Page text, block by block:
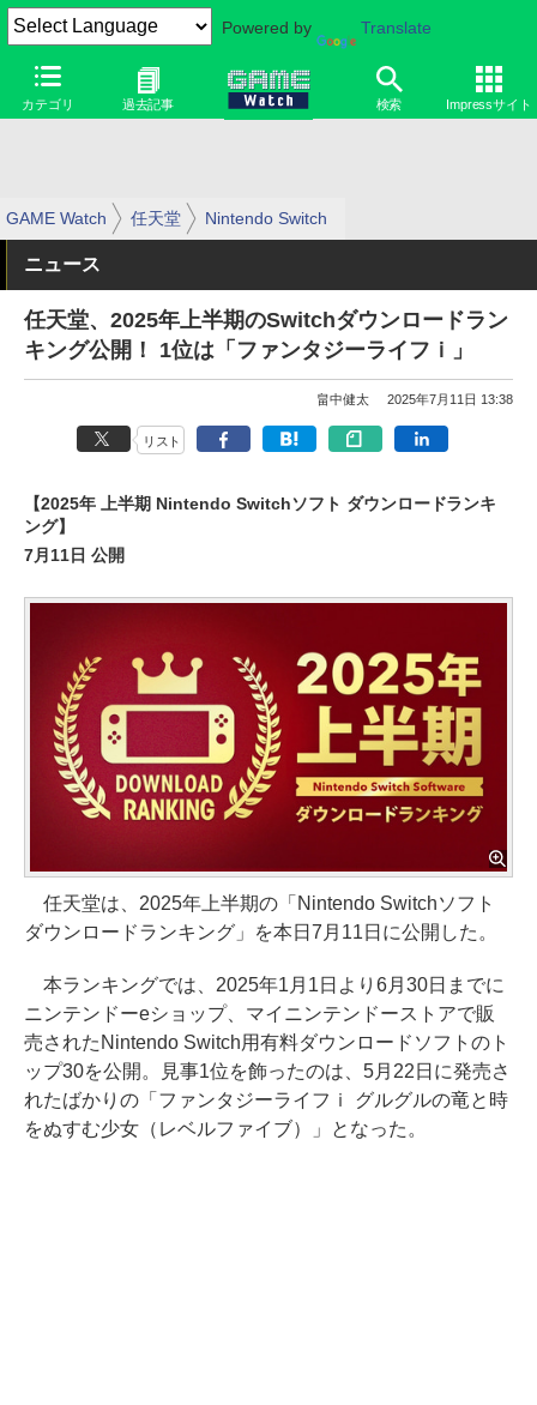
Powered by Translate
カテゴリ 過去記事 検索 Impressサイト
GAME Watch 任天堂 Nintendo Switch
ニュース
任天堂、2025年上半期のSwitchダウンロードラン
キング公開！ 1位は「ファンタジーライフｉ」
畠中健太 2025年7月11日 13:38
リスト
【2025年 上半期 Nintendo Switchソフト ダウンロードランキ
ング】
7月11日 公開
任天堂は、2025年上半期の「Nintendo Switchソフト
ダウンロードランキング」を本日7月11日に公開した。
本ランキングでは、2025年1月1日より6月30日までに
ニンテンドーeショップ、マイニンテンドーストアで販
売されたNintendo Switch用有料ダウンロードソフトのト
ップ30を公開。見事1位を飾ったのは、5月22日に発売さ
れたばかりの「ファンタジーライフｉ グルグルの竜と時
をぬすむ少女（レベルファイブ）」となった。